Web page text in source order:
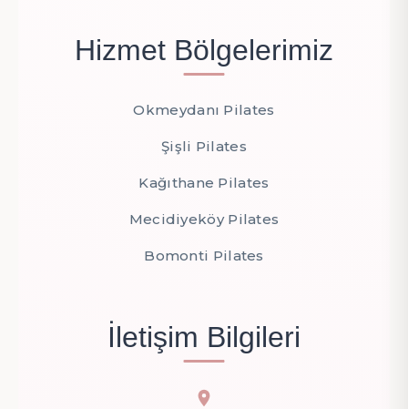
Hizmet Bölgelerimiz
Okmeydanı Pilates
Şişli Pilates
Kağıthane Pilates
Mecidiyeköy Pilates
Bomonti Pilates
İletişim Bilgileri